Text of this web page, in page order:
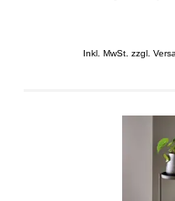
Inkl. MwSt. zzgl.